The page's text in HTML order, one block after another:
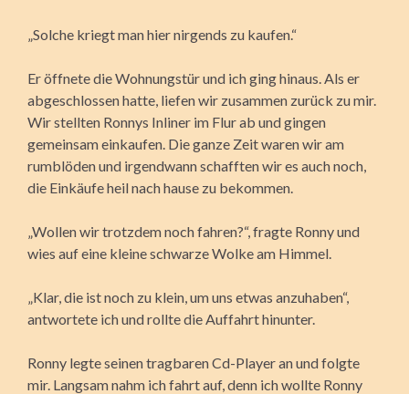
„Solche kriegt man hier nirgends zu kaufen.“
Er öffnete die Wohnungstür und ich ging hinaus. Als er
abgeschlossen hatte, liefen wir zusammen zurück zu mir.
Wir stellten Ronnys Inliner im Flur ab und gingen
gemeinsam einkaufen. Die ganze Zeit waren wir am
rumblöden und irgendwann schafften wir es auch noch,
die Einkäufe heil nach hause zu bekommen.
„Wollen wir trotzdem noch fahren?“, fragte Ronny und
wies auf eine kleine schwarze Wolke am Himmel.
„Klar, die ist noch zu klein, um uns etwas anzuhaben“,
antwortete ich und rollte die Auffahrt hinunter.
Ronny legte seinen tragbaren Cd-Player an und folgte
mir. Langsam nahm ich fahrt auf, denn ich wollte Ronny